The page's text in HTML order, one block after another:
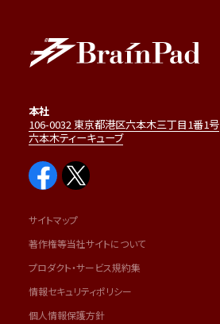
本社
106-0032 東京都港区六本木三丁目1番1号
六本木ティーキューブ
サイトマップ
著作権等当社サイトについて
プロダクト・サービス規約集
情報セキュリティポリシー
個人情報保護方針